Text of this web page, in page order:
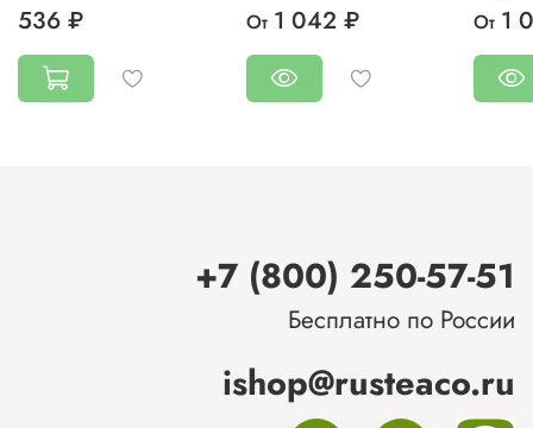
536 ₽ От 1 042 ₽ От 1
+7 (800) 250-57-51
Бесплатно по России
ishop@rusteaco.ru